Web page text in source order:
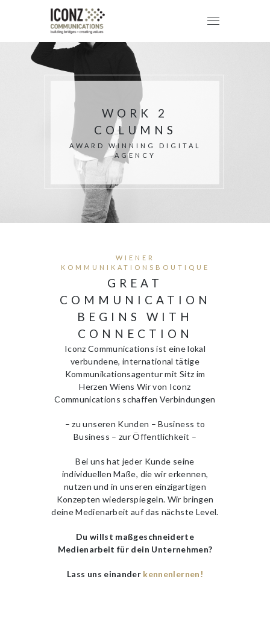
WORK 2
COLUMNS
AWARD WINNING DIGITAL
AGENCY
WIENER
KOMMUNIKATIONSBOUTIQUE
GREAT
COMMUNICATION
BEGINS WITH
CONNECTION
Iconz Communications ist eine lokal
verbundene, international tätige
Kommunikationsagentur mit Sitz im
Herzen Wiens Wir von Iconz
Communications schaffen Verbindungen
– zu unseren Kunden – Business to
Business – zur Öffentlichkeit –
Bei uns hat jeder Kunde seine
individuellen Maße, die wir erkennen,
nutzen und in unseren einzigartigen
Konzepten wiederspiegeln. Wir bringen
deine Medienarbeit auf das nächste Level.
Du willst maßgeschneiderte
Medienarbeit für dein Unternehmen?
Lass uns einander kennenlernen!